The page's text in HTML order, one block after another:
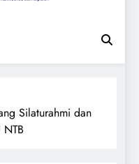
Silaturahmi dan